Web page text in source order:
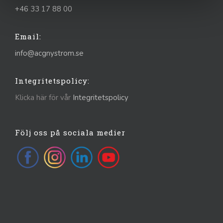
+46 33 17 88 00
Email:
info@acgnystrom.se
Integritetspolicy:
Klicka här för vår Integritetspolicy
Följ oss på sociala medier